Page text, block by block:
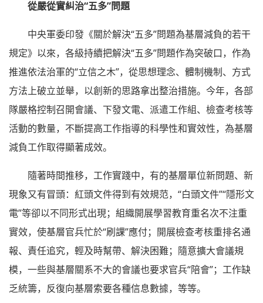
從嚴從實糾治“五多”問題
中央軍委印發《關於解決“五多”問題為基層減負的若干
規定》以來，各級持續把解決“五多”問題作為突破口，作為
推進依法治軍的“立信之木”，從思想理念、體制機制、方式
方法上破立並舉，以創新的思路拿出整治措施。今年，各部
隊嚴格控制召開會議、下發文電、派遣工作組、檢查考核等
活動的數量，不斷提高工作指導的科學性和實效性，為基層
減負工作取得顯著成效。
隨著時間推移，工作實踐中，有的基層單位新問題、新
現象又有冒頭：紅頭文件得到有效規范，“白頭文件”“隱形文
電”等卻以不同形式出現；組織開展學習教育重名次不注重
實效，使基層官兵忙於“刷課”應付；開展檢查考核重排名通
報、責任追究，輕及時幫帶、解決困難；隨意擴大會議規
模，一些與基層關系不大的會議也要求官兵“陪會”；工作缺
乏統籌，反復向基層索要各種信息數據，等等。